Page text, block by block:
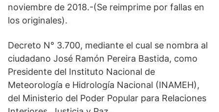
noviembre de 2018.-(Se reimprime por fallas en
los originales).
Decreto N° 3.700, mediante el cual se nombra al
ciudadano José Ramón Pereira Bastida, como
Presidente del Instituto Nacional de
Meteorología e Hidrología Nacional (INAMEH),
del Ministerio del Poder Popular para Relaciones